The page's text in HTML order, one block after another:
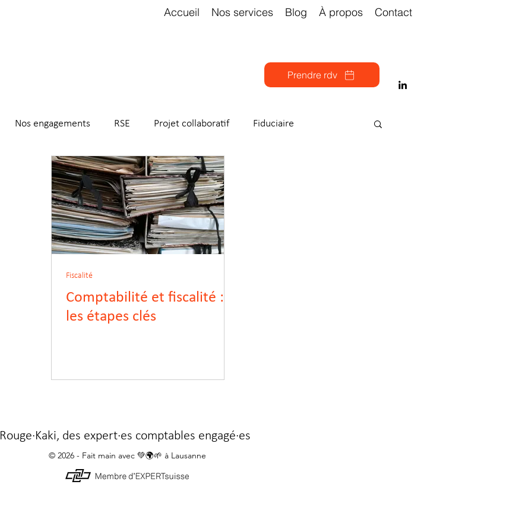
Accueil Nos services Blog À propos Contact
Prendre rdv
Nos engagements RSE Projet collaboratif Fiduciaire
Fiscalité
Comptabilité et fiscalité :
les étapes clés
Rouge·Kaki, des expert·es comptables engagé·es
© 2026 - Fait main avec 💚🌍🌱 à Lausanne